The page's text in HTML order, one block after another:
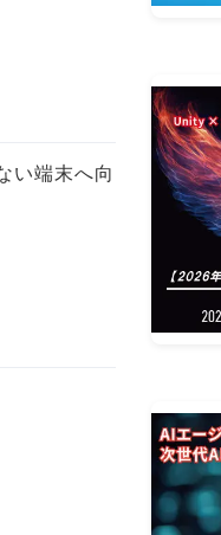
い端末へ向